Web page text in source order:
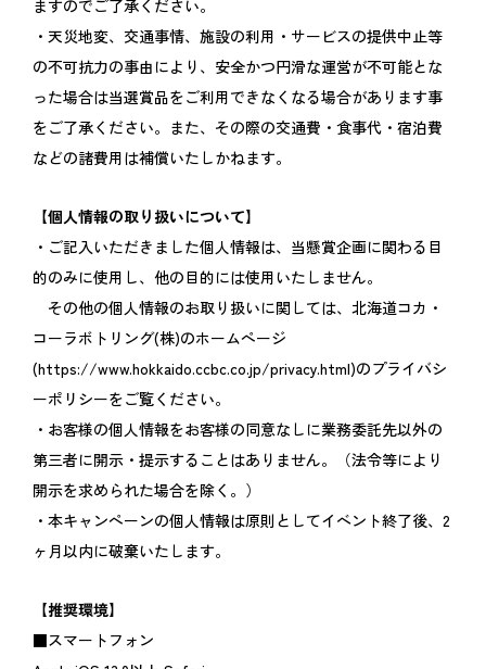
ますのでご了承ください。
・天災地変、交通事情、施設の利用・サービスの提供中止等
の不可抗力の事由により、安全かつ円滑な運営が不可能とな
った場合は当選賞品をご利用できなくなる場合があります事
をご了承ください。また、その際の交通費・食事代・宿泊費
などの諸費用は補償いたしかねます。
【個人情報の取り扱いについて】
・ご記入いただきました個人情報は、当懸賞企画に関わる目
的のみに使用し、他の目的には使用いたしません。
その他の個人情報のお取り扱いに関しては、北海道コカ・
コーラボトリング(株)のホームページ
(https://www.hokkaido.ccbc.co.jp/privacy.html)のプライバシ
ーポリシーをご覧ください。
・お客様の個人情報をお客様の同意なしに業務委託先以外の
第三者に開示・提示することはありません。（法令等により
開示を求められた場合を除く。）
・本キャンペーンの個人情報は原則としてイベント終了後、2
ヶ月以内に破棄いたします。
【推奨環境】
■スマートフォン